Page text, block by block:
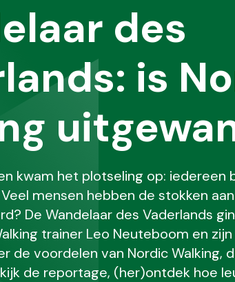
des
is
kwam het plotseling op: iedereen
mensen hebben de stokken
De Wandelaar des Vaderlands
trainer Leo Neuteboom en
de voordelen van Nordic Walking,
de reportage, (her)ontdek hoe